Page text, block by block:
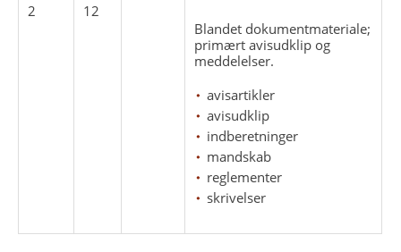
2
12
Blandet dokumentmateriale;
primært avisudklip og
meddelelser.
avisartikler
avisudklip
indberetninger
mandskab
reglementer
skrivelser